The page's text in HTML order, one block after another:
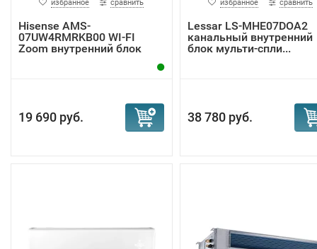
избранное сравнить
Hisense AMS-
07UW4RMRKB00 WI-FI
Zoom внутренний блок
19 690 руб.
избранное сравнить
Lessar LS-MHE07DOA2
канальный внутренний
блок мульти-спли...
38 780 руб.